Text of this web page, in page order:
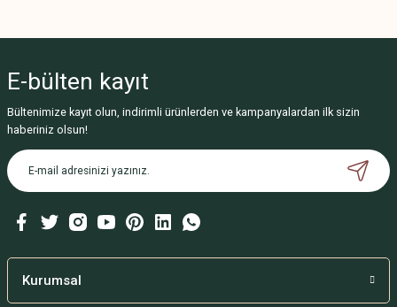
E-bülten kayıt
Bültenimize kayıt olun, indirimli ürünlerden ve kampanyalardan ilk sizin
haberiniz olsun!
Kurumsal